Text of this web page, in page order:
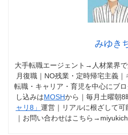
みゆき
大手転職エージェント→人材業界
月復職｜NO残業・定時帰宅主義｜
転職・キャリア・育児を中心にブ
し込みはMOSHから｜毎月土曜朝8
ャリ8」 運営｜リアルに根ざして
｜お問い合わせはこちら